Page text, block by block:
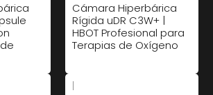
Cámara Hiperbárica
Rígida uDR C3W+ |
HBOT Profesional para
Terapias de Oxígeno